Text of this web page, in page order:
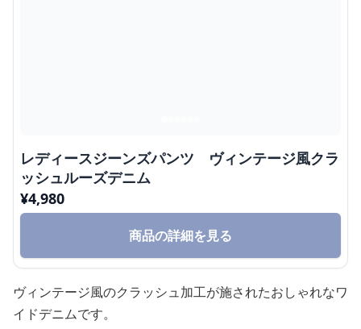
レディースジーンズパンツ ヴィンテージ風クラ
ッシュルーズデニム
¥4,980
商品の詳細を見る
ヴィンテージ風のクラッシュ加工が施されたおしゃれなワ
イドデニムです。